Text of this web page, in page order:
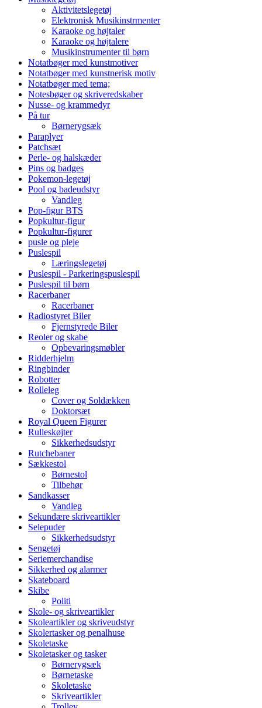
Aktivitetslegetøj
Elektronisk Musikinstrmenter
Karaoke og højtaler
Karaoke og højtalere
Musikinstrumenter til børn
Notatbøger med kunstmotiver
Notatbøger med kunstnerisk motiv
Notatbøger med tema;
Notesbøger og skriveredskaber
Nusse- og krammedyr
På tur
Børnerygsæk
Paraplyer
Patchsæt
Perle- og halskæder
Pins og badges
Pokemon-legetøj
Pool og badeudstyr
Vandleg
Pop-figur BTS
Popkultur-figur
Popkultur-figurer
pusle og pleje
Puslespil
Læringslegetøj
Puslespil - Parkeringspuslespil
Puslespil til børn
Racerbaner
Racerbaner
Radiostyret Biler
Fjernstyrede Biler
Reoler og skabe
Opbevaringsmøbler
Ridderhjelm
Ringbinder
Robotter
Rolleleg
Cover og Soldækken
Doktorsæt
Royal Queen Figurer
Rulleskøjter
Sikkerhedsudstyr
Rutchebaner
Sækkestol
Børnestol
Tilbehør
Sandkasser
Vandleg
Sekundære skriveartikler
Selepuder
Sikkerhedsudstyr
Sengetøj
Seriemerchandise
Sikkerhed og alarmer
Skateboard
Skibe
Politi
Skole- og skriveartikler
Skoleartikler og skriveudstyr
Skolertasker og penalhuse
Skoletaske
Skoletasker og tasker
Børnerygsæk
Børnetaske
Skoletaske
Skriveartikler